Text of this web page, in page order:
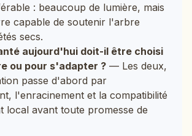
: beaucoup de lumière, mais
capable de soutenir l'arbre
secs.
aujourd'hui doit-il être choisi
ou pour s'adapter ? — Les deux,
passe d'abord par
l'enracinement et la compatibilité
local avant toute promesse de